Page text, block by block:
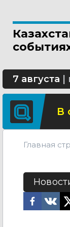
7 августа
В
В
Главная